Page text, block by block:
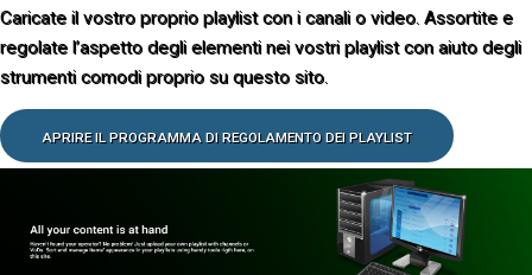
Caricate il vostro proprio playlist con i canali o video. Assortite e
regolate l’aspetto degli elementi nei vostri playlist con aiuto degli
strumenti comodi proprio su questo sito.
APRIRE IL PROGRAMMA DI REGOLAMENTO DEI PLAYLIST